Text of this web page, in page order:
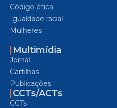
Código ética
Igualdade racial
Mulheres
Multimídia
Jornal
Cartilhas
Publicações
CCTs/ACTs
CCTs